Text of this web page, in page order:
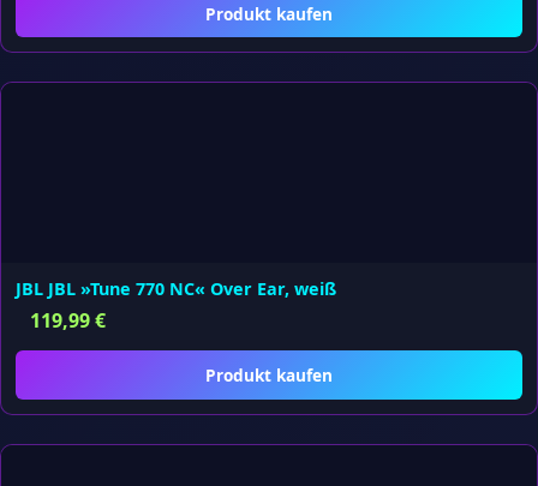
Produkt kaufen
JBL JBL »Tune 770 NC« Over Ear, weiß
119,99€
Produkt kaufen